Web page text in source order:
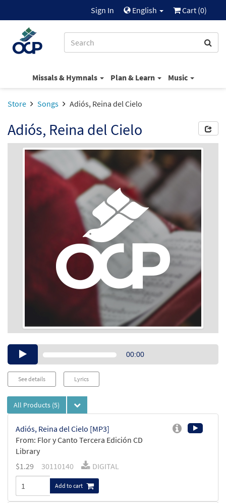
Sign In English Cart (0)
Missals & Hymnals Plan & Learn Music
Store Songs Adiós, Reina del Cielo
Adiós, Reina del Cielo
Audio00:00
See details Lyrics
All Products (5)
Adiós, Reina del Cielo [MP3]
From: Flor y Canto Tercera Edición CD
Library
$1.29 30110140 DIGITAL
Add to cart